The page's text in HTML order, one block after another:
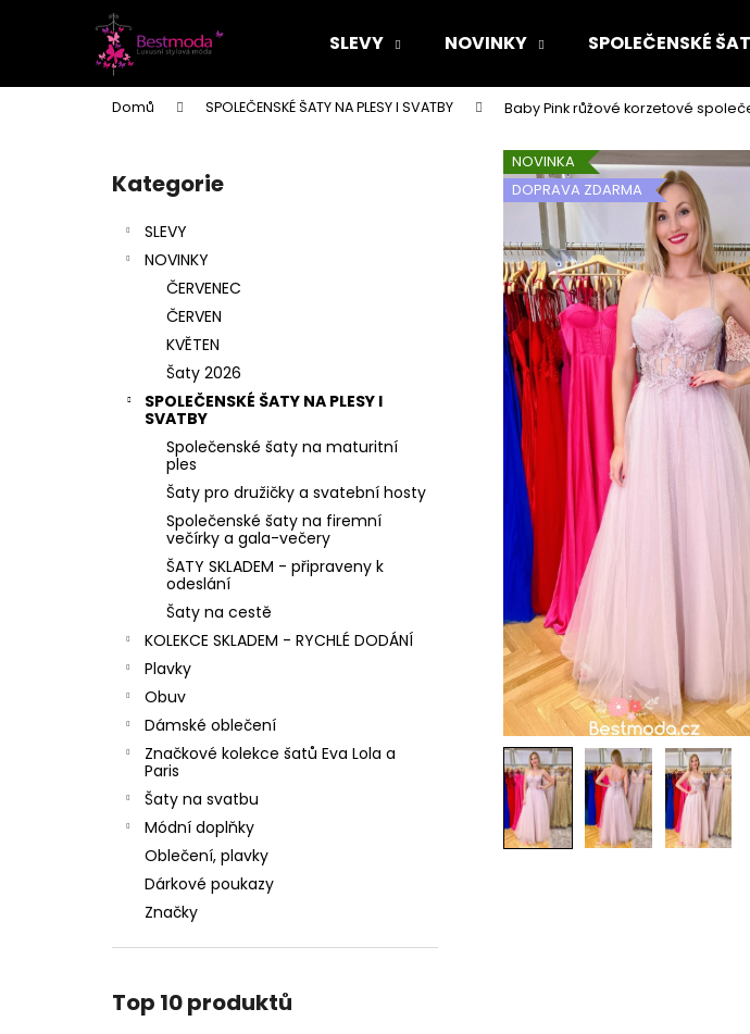
SLEVY NOVINKY SPOLEČENSKÉ
Domů SPOLEČENSKÉ ŠATY NA PLESY I SVATBY Baby Pink růžové korzetové
Přeskočit
kategorie
Kategorie
SLEVY
NOVINKY
ČERVENEC
ČERVEN
KVĚTEN
Šaty 2026
SPOLEČENSKÉ ŠATY NA PLESY I
SVATBY
Společenské šaty na maturitní
ples
Šaty pro družičky a svatební hosty
Společenské šaty na firemní
večírky a gala-večery
ŠATY SKLADEM - připraveny k
odeslání
Šaty na cestě
KOLEKCE SKLADEM - RYCHLÉ DODÁNÍ
Plavky
Obuv
Dámské oblečení
Značkové kolekce šatů Eva Lola a
Paris
Šaty na svatbu
Módní doplňky
Oblečení, plavky
Dárkové poukazy
Značky
Top 10 produktů
NOVINKA
DOPRAVA ZDARMA
í
Zpět
do
obchodu
Zpět
do
obchodu
Co potřebujete
Doporučujeme
MINT ZELENÉ SPOLEČENSKÉ KOKTEJLOVÉ
ŠATY LEJLA NA SVATBY I DO TANEČNÍCH
1 290 Kč
RŮŽOVÉ SPOLEČENSKÉ ŠATY
ROZPARKEM
1 990 Kč